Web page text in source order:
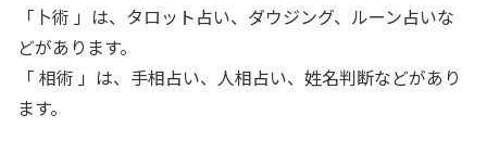
「卜術 」は、タロット占い、ダウジング、ルーン占いな
どがあります。
「 相術 」は、手相占い、人相占い、姓名判断などがあり
ます。